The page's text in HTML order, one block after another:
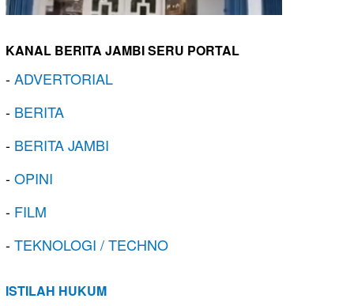
KANAL BERITA JAMBI SERU PORTAL
-ADVERTORIAL
- BERITA
- BERITA JAMBI
-OPINI
- FILM
-TEKNOLOGI / TECHNO
ISTILAH HUKUM